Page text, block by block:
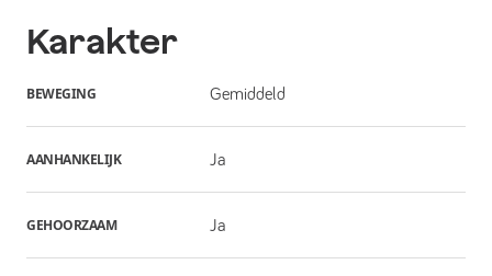
Karakter
BEWEGING Gemiddeld
AANHANKELIJK Ja
GEHOORZAAM Ja